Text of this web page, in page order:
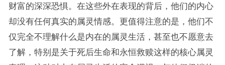
财富的深深恐惧。在这些外在表现的背后，他们的内心
却没有任何真实的属灵情感。更值得注意的是，他们不
仅完全不理解什么是内在的属灵生活，甚至也不愿意去
了解，特别是关于死后生命和永恒救赎这样的核心属灵